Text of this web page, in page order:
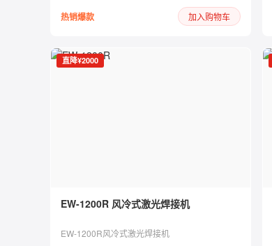
热销爆款 加入购物车
直降¥2000
EW-1200R 风冷式激光焊接机
EW-1200R风冷式激光焊接机